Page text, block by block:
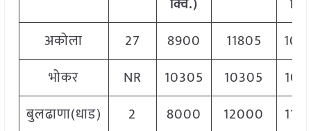
अकोला
27 8900 11805
भोकर
NR 10305 10305
बुलढाणा(धाड)
2 8000 12000